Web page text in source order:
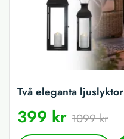
Två eleganta ljuslyktor
399 kr 1099 kr